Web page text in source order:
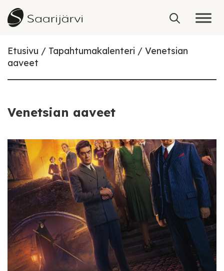
Skip to content
Etusivu Tapahtumakalenteri
Venetsian
aaveet
Venetsian aaveet